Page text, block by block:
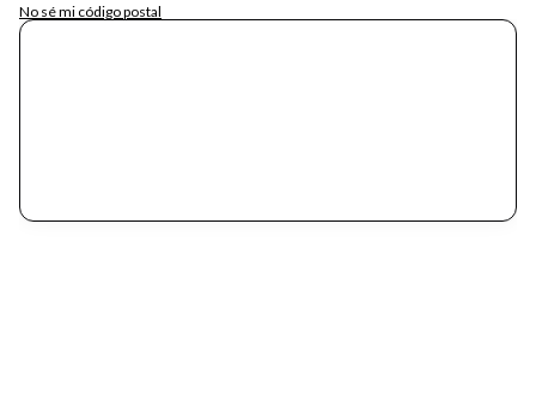
No sé mi código postal